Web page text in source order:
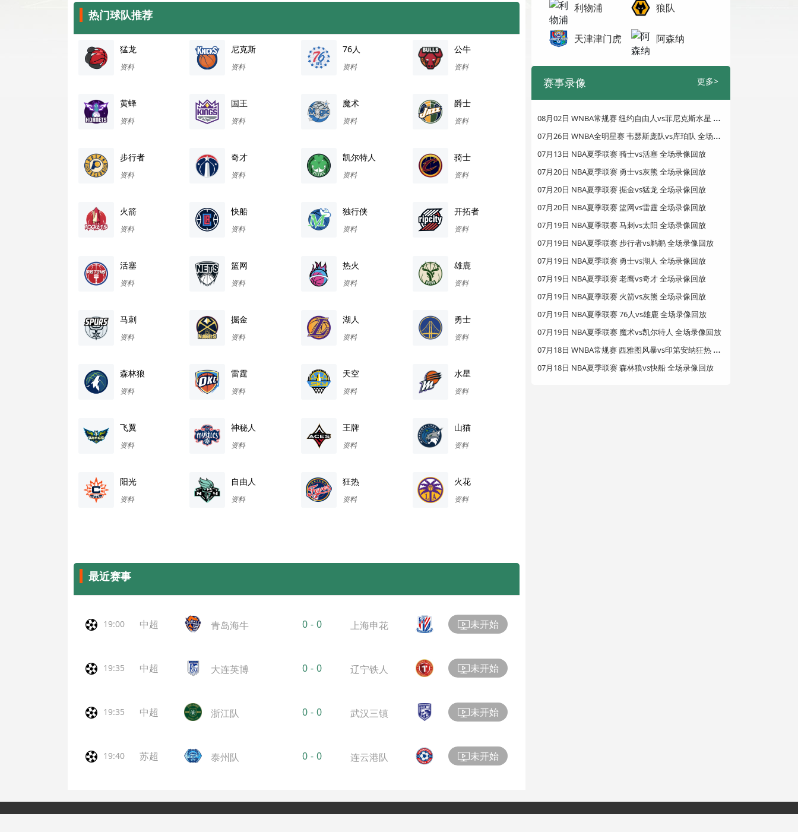
热门球队推荐
猛龙
资料
尼克斯
资料
76人
资料
公牛
资料
黄蜂
资料
国王
资料
魔术
资料
爵士
资料
步行者
资料
奇才
资料
凯尔特人
资料
骑士
资料
火箭
资料
快船
资料
独行侠
资料
开拓者
资料
活塞
资料
篮网
资料
热火
资料
雄鹿
资料
马刺
资料
掘金
资料
湖人
资料
勇士
资料
森林狼
资料
雷霆
资料
天空
资料
水星
资料
飞翼
资料
神秘人
资料
王牌
资料
山猫
资料
阳光
资料
自由人
资料
狂热
资料
火花
资料
最近赛事
19:00 中超 青岛海牛 0 - 0 上海申花 未开始
19:35 中超 大连英博 0 - 0 辽宁铁人 未开始
19:35 中超 浙江队 0 - 0 武汉三镇 未开始
19:40 苏超 泰州队 0 - 0 连云港队 未开始
利物浦 狼队
天津津门虎 阿森纳
赛事录像 更多>
0
8月02日 WNBA常规赛 纽约自由人vs菲尼克斯水星 全场录像回放
0
7月26日 WNBA全明星赛 韦瑟斯庞队vs库珀队 全场录像回放
07月13日 NBA夏季联赛 骑士vs活塞 全场录像回放
07月20日 NBA夏季联赛 勇士vs灰熊 全场录像回放
07月20日 NBA夏季联赛 掘金vs猛龙 全场录像回放
07月20日 NBA夏季联赛 篮网vs雷霆 全场录像回放
07月19日 NBA夏季联赛 马刺vs太阳 全场录像回放
07月19日 NBA夏季联赛 步行者vs鹈鹕 全场录像回放
07月19日 NBA夏季联赛 勇士vs湖人 全场录像回放
07月19日 NBA夏季联赛 老鹰vs奇才 全场录像回放
07月19日 NBA夏季联赛 火箭vs灰熊 全场录像回放
07月19日 NBA夏季联赛 76人vs雄鹿 全场录像回放
07月19日 NBA夏季联赛 魔术vs凯尔特人 全场录像回放
0
7月18日 WNBA常规赛 西雅图风暴vs印第安纳狂热 全场录像回放
07月18日 NBA夏季联赛 森林狼vs快船 全场录像回放